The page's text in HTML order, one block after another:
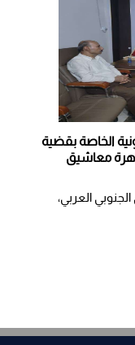
الخاصة بقضية
معاشيق
العربي،